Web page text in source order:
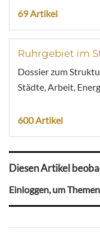
69 Artikel
Ruhrgebiet im
Dossier zum
Städte, Arbeit,
600 Artikel
Diesen Artikel
Einloggen, um